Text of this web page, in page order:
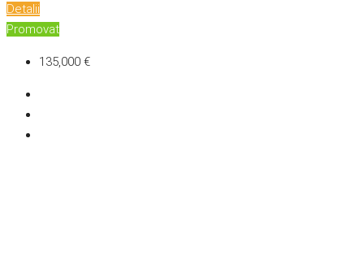
Detalii
Promovat
135,000 €